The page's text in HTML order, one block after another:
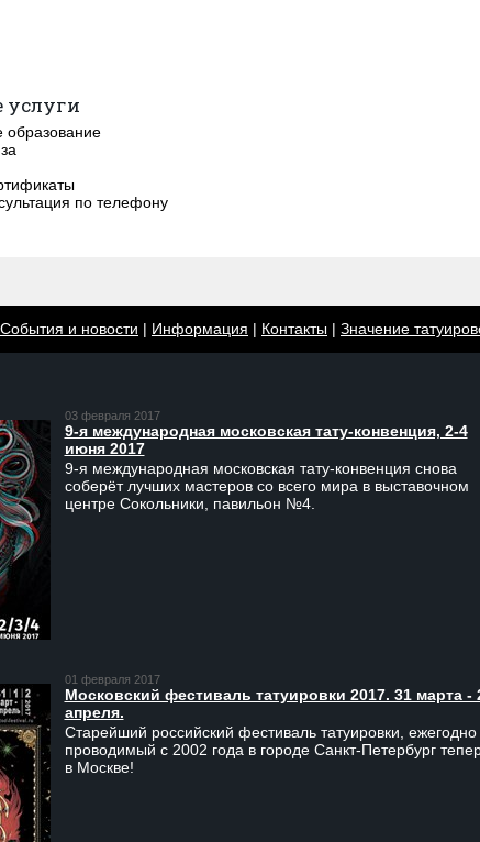
услуги
образование
по телефону
События и новости | Информация | Контакты | Значение
03 февраля 2017
9-я международная московская тату-конвенция, 2-4
июня 2017
9-я международная московская тату-конвенция снова
соберёт лучших мастеров со всего мира в выставочном
центре Сокольники, павильон №4.
01 февраля 2017
Московский фестиваль татуировки 2017. 31 марта -
апреля.
Старейший российский фестиваль татуировки, ежегодно
проводимый с 2002 года в городе Санкт-Петербург
в Москве!